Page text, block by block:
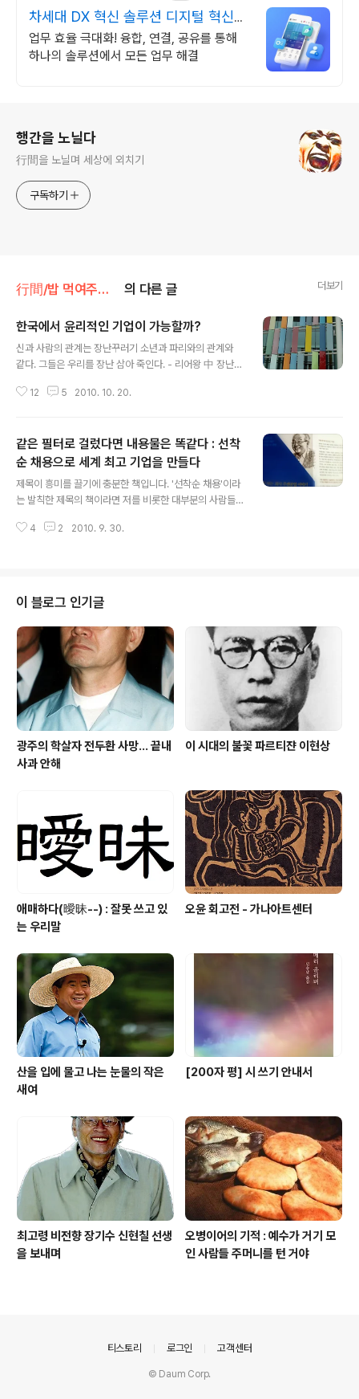
차세대 DX 혁신 솔루션 디지털 혁신의
완성
업무 효율 극대화! 융합, 연결, 공유를 통해
하나의 솔루션에서 모든 업무 해결
행간을 노닐다
行間을 노닐며 세상에 외치기
구독하기
行間/밥 먹여주는 경제경영 의 다른 글 더보기
한국에서 윤리적인 기업이 가능할까?
신과 사람의 관계는 장난꾸러기 소년과 파리와의 관계와
같다. 그들은 우리를 장난 삼아 죽인다. - 리어왕 中 장난꾸
이다. 시장은 기업의 운명을 손에 쥐고 있다. - 웹 강령 95
대부분(99%이상)의 상품이 PB로 바뀔것으로 예상됩니
다. 중소기업들이 그들의 제품이 소비자들에게 상품으로서
의 기능을 상실하고 있습니다. 이랜드계열, 뉴코아와 아웃
렛2001은 대부분의 상품들이 그들의 브랜드입니다. 다른
제조상품들이 발붙이기가 힘듭니다. 소규묘 유통구조를 가
지고 있는 브랜드(상품)은 그들의 존재감을 표출할 장소가
12 5 2010. 10. 20.
같은 필터로 걸렀다면 내용물은 똑같다 : 선착
순 채용으로 세계 최고 기업을 만들다
제목이 흥미를 끌기에 충분한 책입니다. '선착순 채용'이라
는 발칙한 제목의 책이라면 저를 비롯한 대부분의 사람들
의 채용에 대해서 많이 들었지만 그중에서 가장 호기심을
연주자의 감성이 자유롭고 신선한 사고를 갖게한 원동력이
아닌가 합니다. 우리가 익히 잘 알고 있는 연주가 (작곡가로
더 유명한)길옥윤, 일본명으로 요시아 준과의 일화에서 저
자의 감성이 어떻게 형성되었는지 엿볼 수 있습니다. 이러
한 감성이 훗날 기업의 경영에도 반영되었다고 보입니다. -
마츠, 물어보고 싶은 게 있네. 자네..
4 2 2010. 9. 30.
이 블로그 인기글
광주의 학살자 전두환 사망... 끝내
사과 안해
이 시대의 불꽃 파르티쟌 이현상
애매하다(曖昧--) : 잘못 쓰고 있
는 우리말
오윤 회고전 - 가나아트센터
산을 입에 물고 나는 눈물의 작은
새여
[200자 평] 시 쓰기 안내서
최고령 비전향 장기수 신현칠 선생
을 보내며
오병이어의 기적 : 예수가 거기 모
인 사람들 주머니를 턴 거야
티스토리 로그인 고객센터
© Daum Corp.